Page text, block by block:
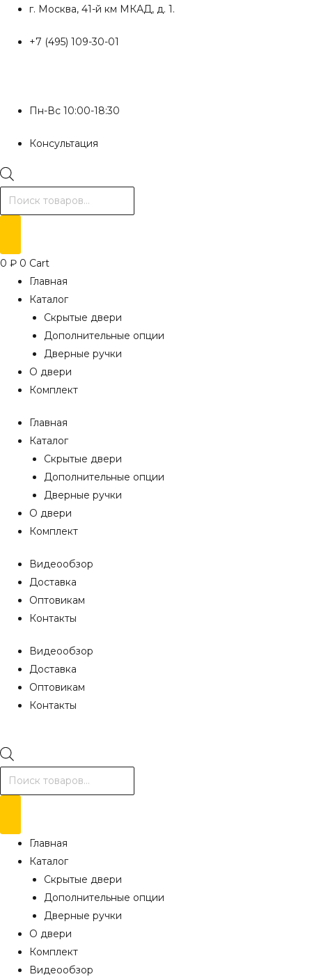
Перейти
содержимому
г. Москва, 41-й км МКАД, д. 1.
+7 (495) 109-30-01
Пн-Вс 10:00-18:30
Консультация
Поиск
товаров
0 ₽ 0 Cart
Главная
Каталог
Скрытые двери
Дополнительные опции
Дверные ручки
О двери
Комплект
Главная
Каталог
Скрытые двери
Дополнительные опции
Дверные ручки
О двери
Комплект
Видеообзор
Доставка
Оптовикам
Контакты
Видеообзор
Доставка
Оптовикам
Контакты
Поиск
товаров
Главная
Каталог
Скрытые двери
Дополнительные опции
Дверные ручки
О двери
Комплект
Видеообзор